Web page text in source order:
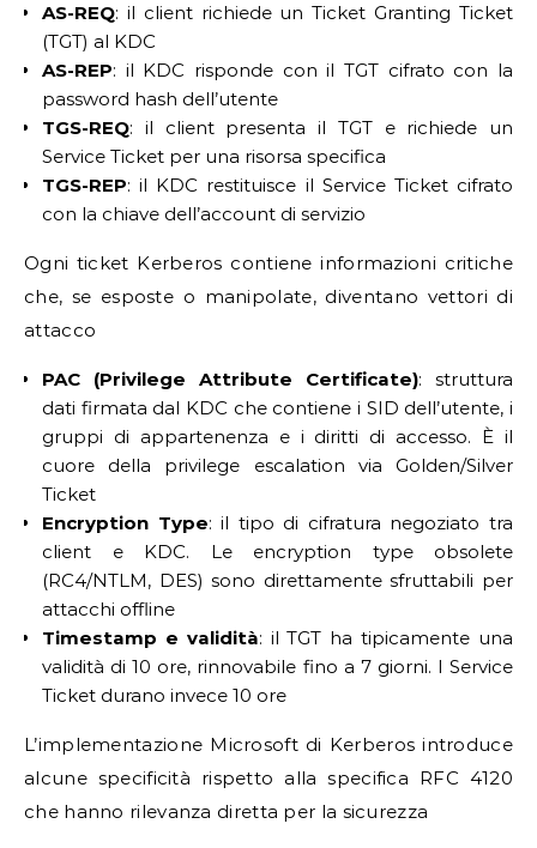
AS-REQ: il client richiede un Ticket Granting Ticket
(TGT) al KDC
AS-REP: il KDC risponde con il TGT cifrato con la
password hash dell’utente
TGS-REQ: il client presenta il TGT e richiede un
Service Ticket per una risorsa specifica
TGS-REP: il KDC restituisce il Service Ticket cifrato
con la chiave dell’account di servizio
Ogni ticket Kerberos contiene informazioni critiche
che, se esposte o manipolate, diventano vettori di
attacco
PAC (Privilege Attribute Certificate): struttura
dati firmata dal KDC che contiene i SID dell’utente, i
gruppi di appartenenza e i diritti di accesso. È il
cuore della privilege escalation via Golden/Silver
Ticket
Encryption Type: il tipo di cifratura negoziato tra
client e KDC. Le encryption type obsolete
(RC4/NTLM, DES) sono direttamente sfruttabili per
attacchi offline
Timestamp e validità: il TGT ha tipicamente una
validità di 10 ore, rinnovabile fino a 7 giorni. I Service
Ticket durano invece 10 ore
L’implementazione Microsoft di Kerberos introduce
alcune specificità rispetto alla specifica RFC 4120
che hanno rilevanza diretta per la sicurezza